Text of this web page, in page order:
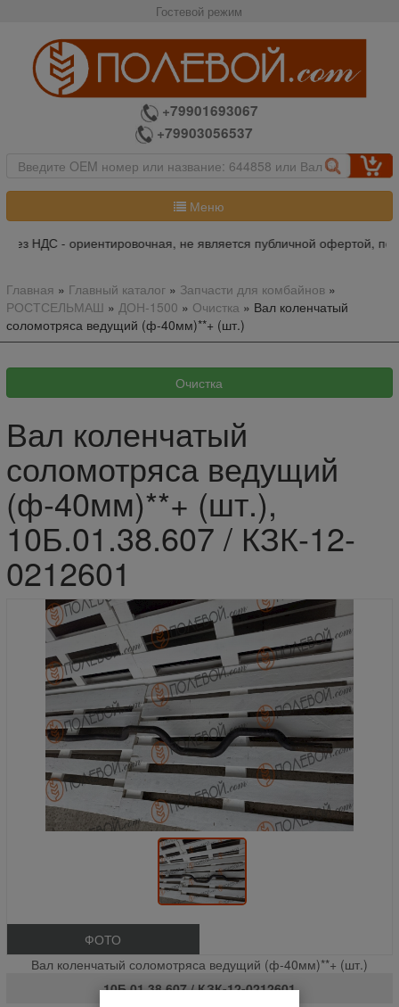
Гостевой режим
+79901693067
+79903056537
Меню
НДС - ориентировочная, не является публичной офертой,
Главная » Главный каталог» Запчасти для комбайнов»
РОСТСЕЛЬМАШ » ДОН-1500 » Очистка » Вал коленчатый
соломотряса ведущий (ф-40мм)**+ (шт.)
Вал коленчатый
соломотряса ведущий
(ф-40мм)**+ (шт.),
10Б.01.38.607 / КЗК-12-
0212601
ФОТО
Вал коленчатый соломотряса ведущий (ф-40мм)**+ (шт.)
10Б.01.38.607 / КЗК-12-0212601